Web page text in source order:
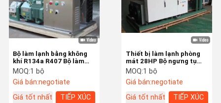
Nhà
Các Sản Phẩ
M
Liên Hệ Chún
Phòng lạnh thương mại
Phòng lạnh đông lạnh
Thiết bị làm lạnh phòng
mát 28HP Bộ ngưng tụ
6HE-28Y R404a
MOQ:1 bộ
Giá bán:negotiate
Giá tốt nhất
TIẾP XÚC
Bộ làm lạnh bằng không
khí R134a R407 Bộ làm
lạnh phòng đông lạnh
3210W
MOQ:1 bộ
Giá bán:negotiate
Giá tốt nhất
TIẾP XÚC